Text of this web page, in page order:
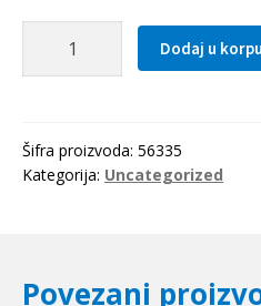
Dodaj u korpu
Šifra proizvoda: 56335
Kategorija: Uncategorized
Povezani